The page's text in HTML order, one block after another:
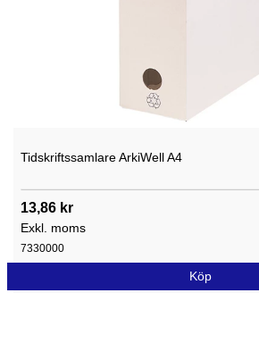
Tidskriftssamlare ArkiWell A4
13,86 kr
Exkl. moms
7330000
Köp